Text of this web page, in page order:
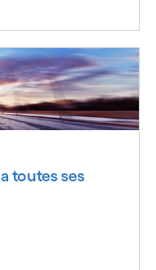
toutes ses